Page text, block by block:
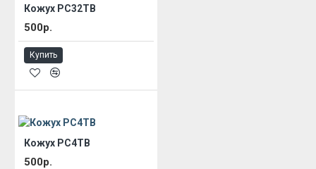
Кожух РС32ТВ
500р.
Купить
Кожух РС4ТВ
500р.